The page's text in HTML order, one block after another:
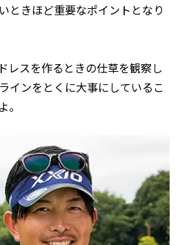
ときほど重要なポイントとなり
レスを作るときの仕草を観察し
インをとくに大事にしているこ
。